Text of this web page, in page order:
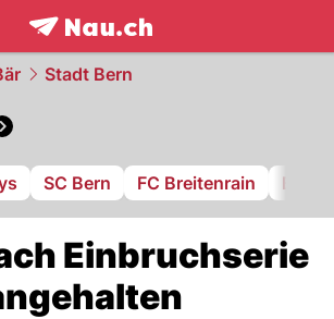
frontpage.NAU.ch
Stadt Bern
SC Bern FC Breitenrain BSV
Einbruchserie